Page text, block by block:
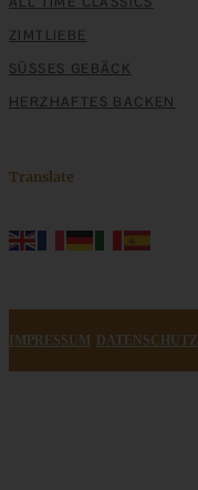
ZIMTLIEBE
SÜSSES GEBÄCK
HERZHAFTES BACKEN
Translate
IMPRESSUM DATENSCHUTZ